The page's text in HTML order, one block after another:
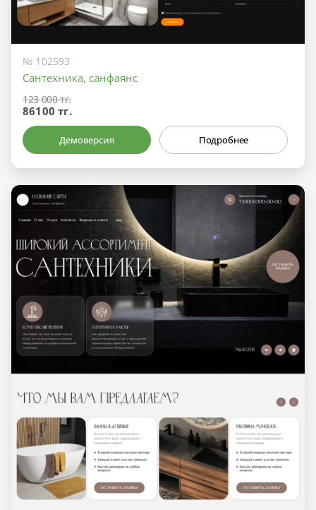
№ 102593
Сантехника, санфаянс
123 000 тг.
86100 тг.
Демоверсия Подробнее